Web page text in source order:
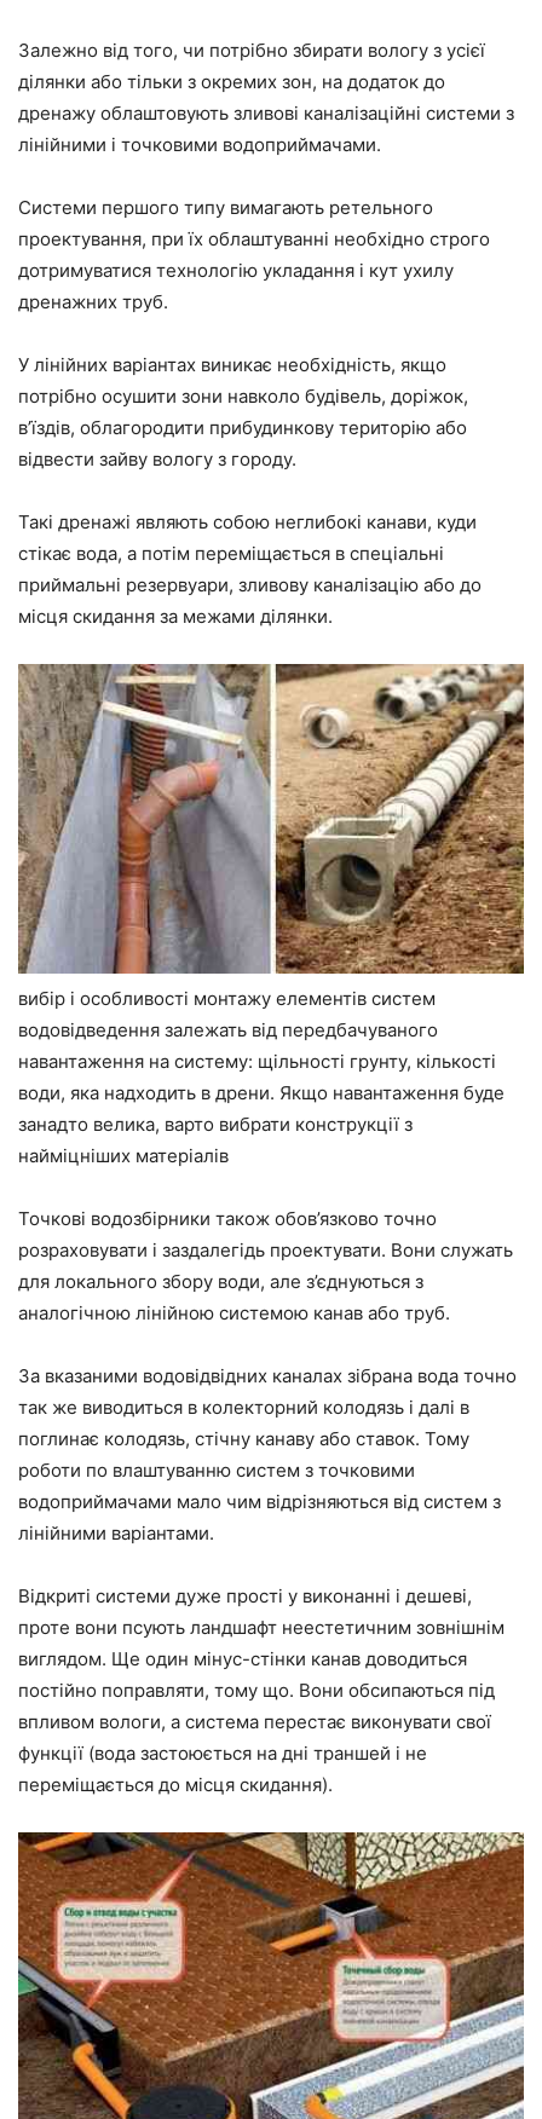
Залежно від того, чи потрібно збирати вологу з усієї
ділянки або тільки з окремих зон, на додаток до
дренажу облаштовують зливові каналізаційні системи з
лінійними і точковими водоприймачами.
Системи першого типу вимагають ретельного
проектування, при їх облаштуванні необхідно строго
дотримуватися технологію укладання і кут ухилу
дренажних труб.
У лінійних варіантах виникає необхідність, якщо
потрібно осушити зони навколо будівель, доріжок,
в’їздів, облагородити прибудинкову територію або
відвести зайву вологу з городу.
Такі дренажі являють собою неглибокі канави, куди
стікає вода, а потім переміщається в спеціальні
приймальні резервуари, зливову каналізацію або до
місця скидання за межами ділянки.
вибір і особливості монтажу елементів систем
водовідведення залежать від передбачуваного
навантаження на систему: щільності грунту, кількості
води, яка надходить в дрени. Якщо навантаження буде
занадто велика, варто вибрати конструкції з
найміцніших матеріалів
Точкові водозбірники також обов’язково точно
розраховувати і заздалегідь проектувати. Вони служать
для локального збору води, але з’єднуються з
аналогічною лінійною системою канав або труб.
За вказаними водовідвідних каналах зібрана вода точно
так же виводиться в колекторний колодязь і далі в
поглинає колодязь, стічну канаву або ставок. Тому
роботи по влаштуванню систем з точковими
водоприймачами мало чим відрізняються від систем з
лінійними варіантами.
Відкриті системи дуже прості у виконанні і дешеві,
проте вони псують ландшафт неестетичним зовнішнім
виглядом. Ще один мінус-стінки канав доводиться
постійно поправляти, тому що. Вони обсипаються під
впливом вологи, а система перестає виконувати свої
функції (вода застоюється на дні траншей і не
переміщається до місця скидання).